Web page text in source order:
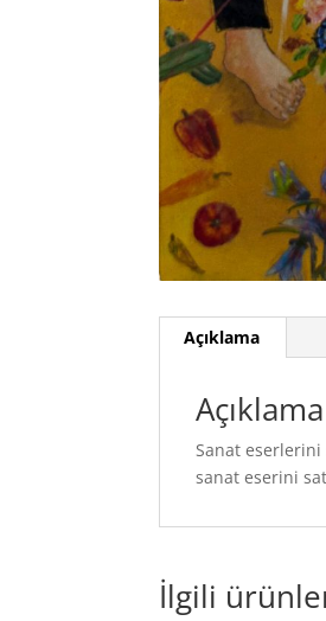
Açıklama
Açıklama
Sanat
sanat eserini
İlgili